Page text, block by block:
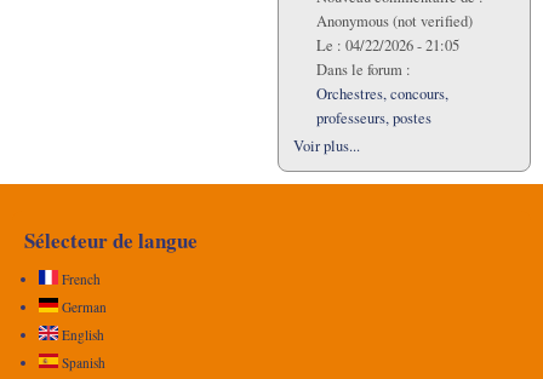
Anonymous (not verified)
Le : 04/22/2026 - 21:05
Dans le forum :
Orchestres, concours,
professeurs, postes
Voir plus...
Sélecteur de langue
French
German
English
Spanish